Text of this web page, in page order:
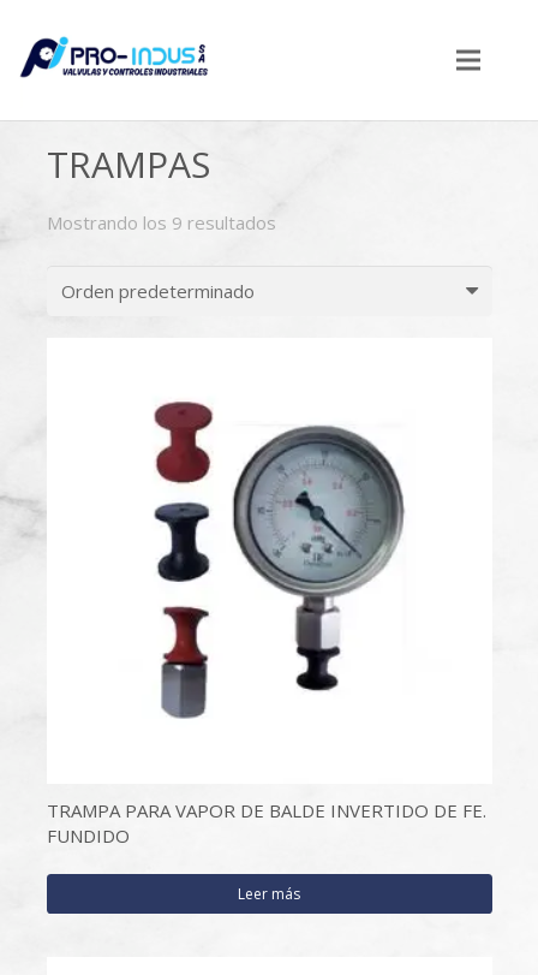
TRAMPAS
Mostrando los 9 resultados
TRAMPA PARA VAPOR DE BALDE INVERTIDO DE FE.
FUNDIDO
Leer más